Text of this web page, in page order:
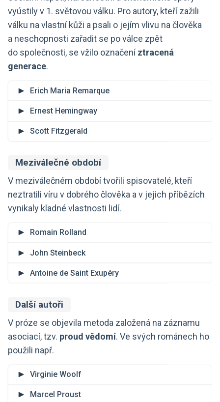
vyústily v 1. světovou válku. Pro autory, kteří zažili
válku na vlastní kůži a psali o jejím vlivu na člověka
a neschopnosti zařadit se po válce zpět
do společnosti, se vžilo označeníztracená
generace.
Erich Maria Remarque
Ernest Hemingway
Scott Fitzgerald
Meziválečné období
V meziválečném období tvořili spisovatelé, kteří
neztratili víru v dobrého člověka a v jejich příbězích
vynikaly kladné vlastnosti lidí.
Romain Rolland
John Steinbeck
Antoine de Saint Exupéry
Další autoři
V próze se objevila metoda založená na záznamu
asociací, tzv. proud vědomí. Ve svých románech ho
použili např.
Virginie Woolf
Marcel Proust